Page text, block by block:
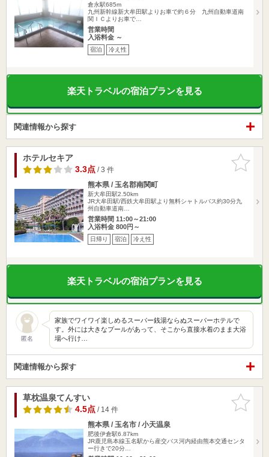
倉永駅685m
九州新幹線新大牟田駅よりお車で約６分 九州自動車道南
関ＩＣよりお車で…
営業時間
入浴料金 ～
宿泊 冷え性
楽天トラベルの宿泊プランを見る
関連情報から探す
お気に入
りに追加
ホテルセキア
3.3点/ 3 件
熊本県 / 玉名郡南関町
新大牟田駅2.50km
JR大牟田駅/西鉄大牟田駅より無料シャトルバス約30分九
州自動車道南…
営業時間 11:00～21:00
入浴料金 800円～
日帰り 宿泊 冷え性
楽天トラベルの宿泊プランを見る
匿名
家族でワイワイ楽しめるスーパー銭湯ならぬスーパーホテルで
す。外には大きなプールがあって、そこから直接水着のまま大浴
場へ行け…
関連情報から探す
お気に入
りに追加
草枕温泉てんすい
4.5点/ 14 件
熊本県 / 玉名市 / 小天温泉
肥後伊倉駅6.87km
JR鹿児島本線玉名駅から産交バス河内経由熊本交通センタ
ー行きで20分…